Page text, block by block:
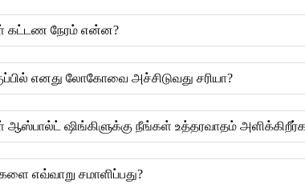
கட்டண நேரம் என்ன?
எனது லோகோவை அச்சிடுவது சரியா?
ஆஸ்பால்ட் ஷிங்கிளுக்கு நீங்கள் உத்தரவாதம்
எவ்வாறு சமாளிப்பது?